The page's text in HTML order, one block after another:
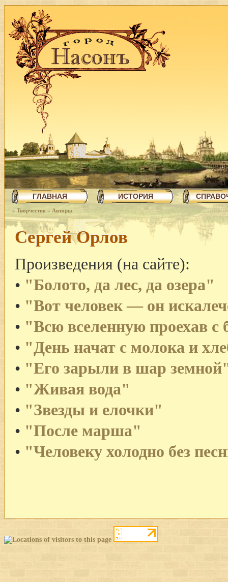
ГЛАВНАЯ ИСТОРИЯ
» Творчество » Авторы
Сергей Орлов
Произведения (на сайте):
• "Болото, да лес, да озера"
• "Вот человек — он
• "Всю вселенную проехав с
• "День начат с молока и
• "Его зарыли в шар
• "Живая вода"
• "Звезды и елочки"
• "После марша"
• "Человеку холодно без